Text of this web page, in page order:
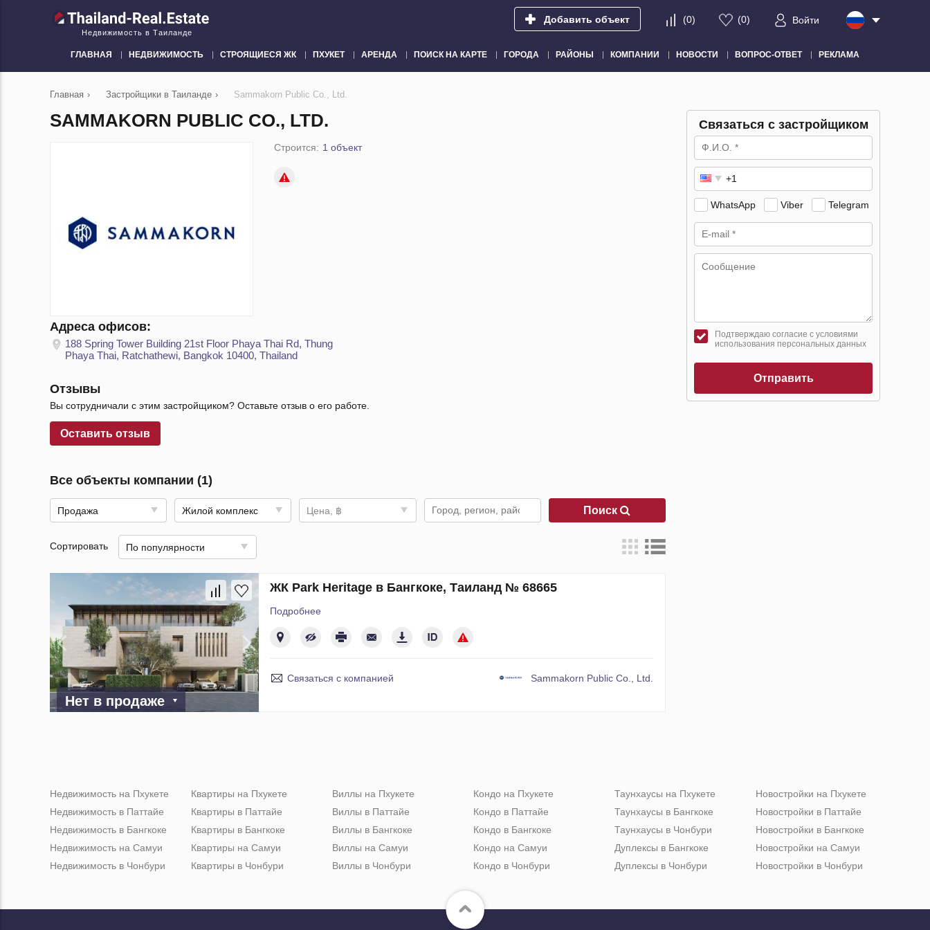
Недвижимость в Таиланде
Добавить объект (0) (0) Войти
ГЛАВНАЯ НЕДВИЖИМОСТЬ СТРОЯЩИЕСЯ ЖК ПХУКЕТ АРЕНДА ПОИСК НА КАРТЕ ГОРОДА РАЙОНЫ КОМПАНИИ НОВОСТИ ВОПРОС-ОТВЕТ РЕКЛАМА
Главная › Застройщики в Таиланде › Sammakorn Public Co., Ltd.
SAMMAKORN PUBLIC CO., LTD.
Строится: 1 объект
Адреса офисов:
188 Spring Tower Building 21st Floor Phaya Thai Rd, Thung
Phaya Thai, Ratchathewi, Bangkok 10400, Thailand
Отзывы
Вы сотрудничали с этим застройщиком? Оставьте отзыв о его работе.
Оставить отзыв
Все объекты компании (1)
Продажа Жилой комплекс Цена, ฿ Поиск
Сортировать По популярности
Нет в продаже
ЖК Park Heritage в Бангкоке, Таиланд № 68665
Подробнее
Связаться с компанией Sammakorn Public Co., Ltd.
Связаться с застройщиком
WhatsApp Viber Telegram
Подтверждаю согласие с условиями
использования персональных данных
Отправить
Недвижимость на Пхукете
Недвижимость в Паттайе
Недвижимость в Бангкоке
Недвижимость на Самуи
Недвижимость в Чонбури
Квартиры на Пхукете
Квартиры в Паттайе
Квартиры в Бангкоке
Квартиры на Самуи
Квартиры в Чонбури
Виллы на Пхукете
Виллы в Паттайе
Виллы в Бангкоке
Виллы на Самуи
Виллы в Чонбури
Кондо на Пхукете
Кондо в Паттайе
Кондо в Бангкоке
Кондо на Самуи
Кондо в Чонбури
Таунхаусы на Пхукете
Таунхаусы в Бангкоке
Таунхаусы в Чонбури
Дуплексы в Бангкоке
Дуплексы в Чонбури
Новостройки на Пхукете
Новостройки в Паттайе
Новостройки в Бангкоке
Новостройки на Самуи
Новостройки в Чонбури